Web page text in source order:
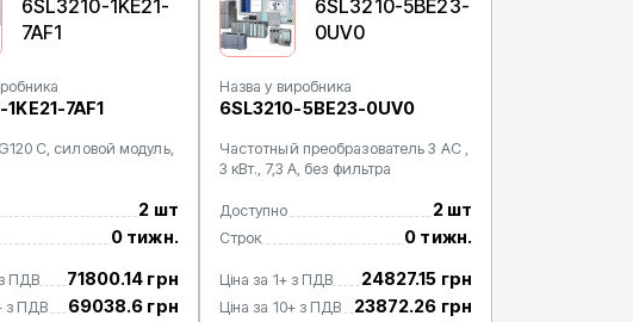
6SL3210-1KE21-
7AF1
7AF1
C, силовой модуль,
2 шт
0 тижн.
з ПДВ 71800.14 грн
з ПДВ 69038.6 грн
6SL3210-5BE23-
0UV0
Назва у виробника
6SL3210-5BE23-0UV0
Частотный преобразователь 3 AC ,
3 кВт., 7,3 А, без фильтра
Доступно 2 шт
Строк 0 тижн.
Ціна за 1+ з ПДВ 24827.15 грн
Ціна за 10+ з ПДВ 23872.26 грн